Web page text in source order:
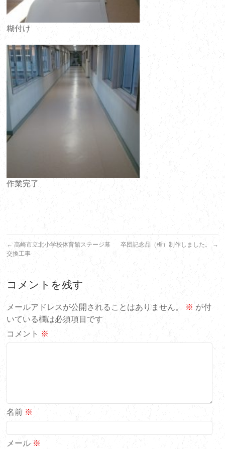
糊付け
作業完了
← 高崎市立北小学校体育館ステージ幕
交換工事
卒団記念品（楯）制作しました。 →
コメントを残す
メールアドレスが公開されることはありません。 ※ が付
いている欄は必須項目です
コメント ※
名前 ※
メール ※